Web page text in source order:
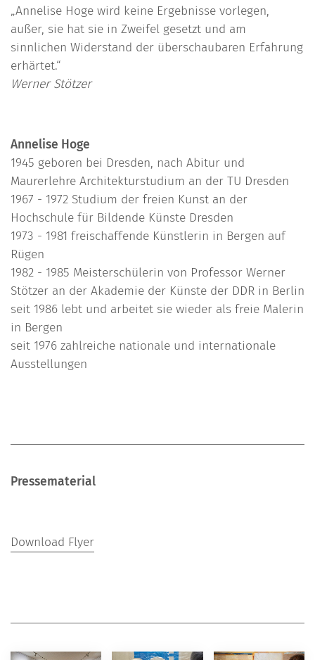
„Annelise Hoge wird keine Ergebnisse vorlegen,
außer, sie hat sie in Zweifel gesetzt und am
sinnlichen Widerstand der überschaubaren Erfahrung
erhärtet.“
Werner Stötzer
Annelise Hoge
1945 geboren bei Dresden, nach Abitur und
Maurerlehre Architekturstudium an der TU Dresden
1967 - 1972 Studium der freien Kunst an der
Hochschule für Bildende Künste Dresden
1973 - 1981 freischaffende Künstlerin in Bergen auf
Rügen
1982 - 1985 Meisterschülerin von Professor Werner
Stötzer an der Akademie der Künste der DDR in Berlin
seit 1986 lebt und arbeitet sie wieder als freie Malerin
in Bergen
seit 1976 zahlreiche nationale und internationale
Ausstellungen
Pressematerial
Download Flyer